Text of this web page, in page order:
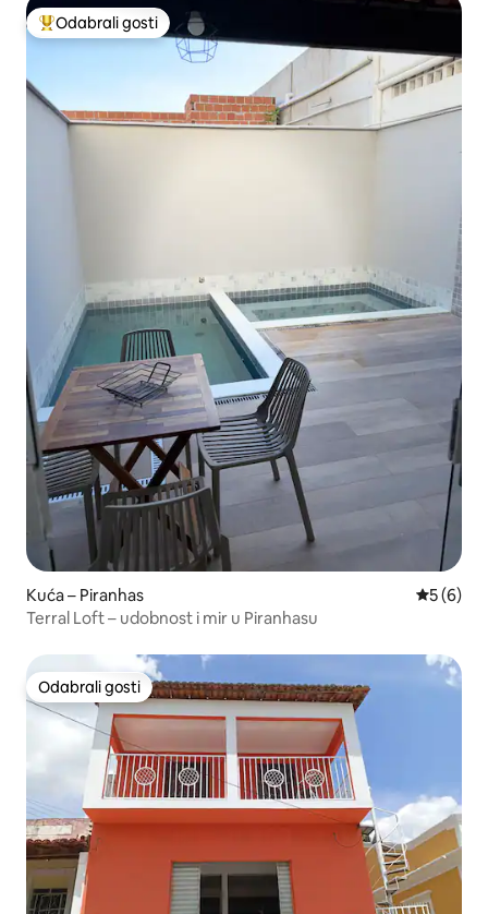
Među najviše rangiranima s oznakom „Odabrali gosti”
Odabrali gosti
Kuća – Piranhas
5 (6)
Terral Loft – udobnost i mir u Piranhasu
Odabrali gosti
Odabrali gosti